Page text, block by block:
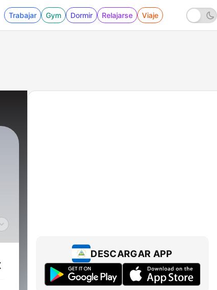
Trabajar Gym Dormir Relajarse Viaje
DESCARGAR APP